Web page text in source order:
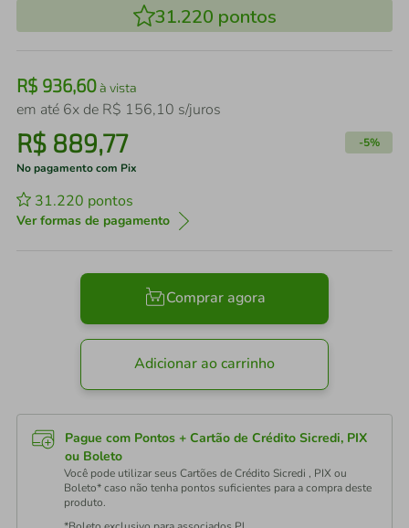
31.220 pontos
R$ 936,60à vista
em até 6x de R$ 156,10 s/juros
R$ 889,77 -5%
No pagamento com Pix
31.220 pontos
Ver formas de pagamento
Comprar agora
Adicionar ao carrinho
Pague com Pontos + Cartão de Crédito Sicredi, PIX
ou Boleto
Você pode utilizar seus Cartões de Crédito Sicredi , PIX ou
Boleto* caso não tenha pontos suficientes para a compra deste
produto.